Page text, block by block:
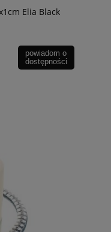
Elia Black
powiadom o
dostępności